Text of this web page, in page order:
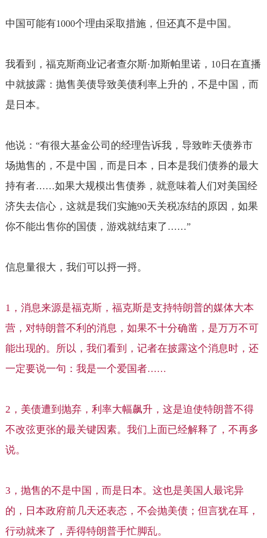
中国可能有1000个理由采取措施，但还真不是中国。
我看到，福克斯商业记者查尔斯·加斯帕里诺， 10日在直播
中就披露：抛售美债导致美债利率上升的，不是中国，而
是日本。
他说： “有很大基金公司的经理告诉我，导致昨天债券市
场抛售的，不是中国，而是日本，日本是我们债券的最大
持有者……如果大规模出售债券，就意味着人们对美国经
济失去信心，这就是我们实施90天关税冻结的原因，如果
你不能出售你的国债，游戏就结束了……”
信息量很大，我们可以捋一捋。
1 ，消息来源是福克斯，福克斯是支持特朗普的媒体大本
营，对特朗普不利的消息，如果不十分确凿，是万万不可
能出现的。所以，我们看到，记者在披露这个消息时，还
一定要说一句：我是一个爱国者……
2 ，美债遭到抛弃，利率大幅飙升，这是迫使特朗普不得
不改弦更张的最关键因素。我们上面已经解释了，不再多
说。
3 ，抛售的不是中国，而是日本。这也是美国人最诧异
的，日本政府前几天还表态，不会抛美债；但言犹在耳，
行动就来了，弄得特朗普手忙脚乱。